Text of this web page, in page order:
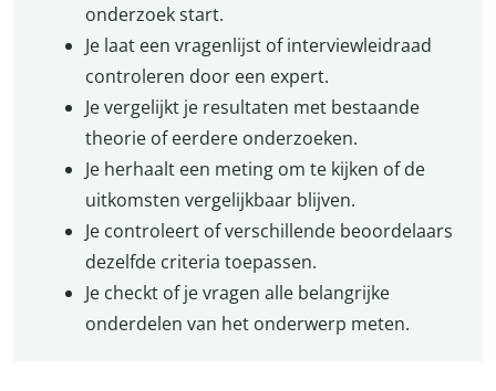
onderzoek start.
Je laat een vragenlijst of interviewleidraad
controleren door een expert.
Je vergelijkt je resultaten met bestaande
theorie of eerdere onderzoeken.
Je herhaalt een meting om te kijken of de
uitkomsten vergelijkbaar blijven.
Je controleert of verschillende beoordelaars
dezelfde criteria toepassen.
Je checkt of je vragen alle belangrijke
onderdelen van het onderwerp meten.